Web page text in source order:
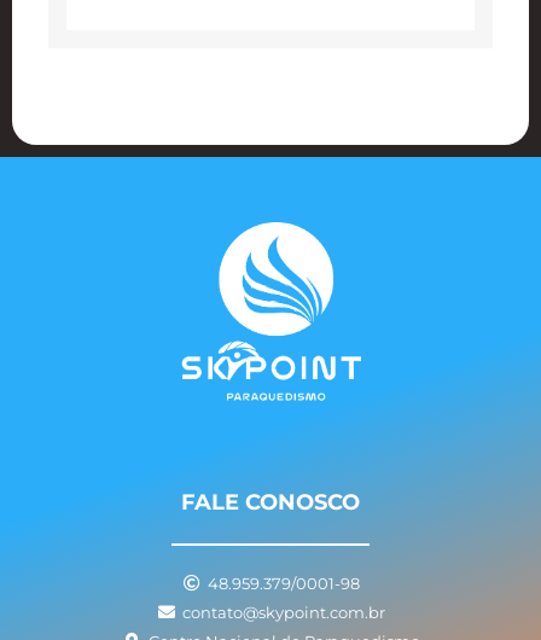
FALE CONOSCO
48.959.379/0001-98
contato@skypoint.com.br